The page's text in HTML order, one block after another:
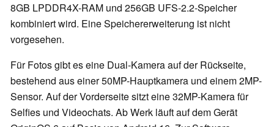
8GB LPDDR4X-RAM und 256GB UFS-2.2-Speicher
kombiniert wird. Eine Speichererweiterung ist nicht
vorgesehen.
Für Fotos gibt es eine Dual-Kamera auf der Rückseite,
bestehend aus einer 50MP-Hauptkamera und einem 2MP-
Sensor. Auf der Vorderseite sitzt eine 32MP-Kamera für
Selfies und Videochats. Ab Werk läuft auf dem Gerät